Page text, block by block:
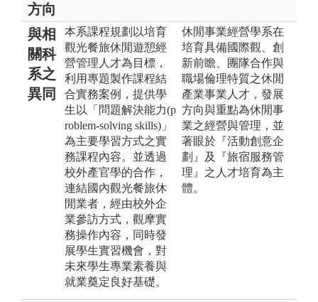
方向
與相
關科
系之
異同
本系課程規劃以培育
觀光餐旅休閒遊憩經
營管理人才為目標，
利用專題製作課程結
合實務案例，提供學
生以「問題解決能力(p
roblem-solving skills)」
為主要學習方式之實
務課程內容。並透過
校外產官學的合作，
連結國內觀光餐旅休
閒業者，經由校外企
業參訪方式，觀摩實
務操作內容，同時發
展學生實習機會，對
未來學生專業素養與
就業奠定良好基礎。
休閒事業經營學系在
培育具備國際觀、創
新前瞻、團隊合作與
職場倫理特質之休閒
產業事業人才，發展
方向與重點為休閒事
業之經營與管理，並
著眼於『活動創意企
劃』及『旅宿服務管
理』之人才培育為主
體。